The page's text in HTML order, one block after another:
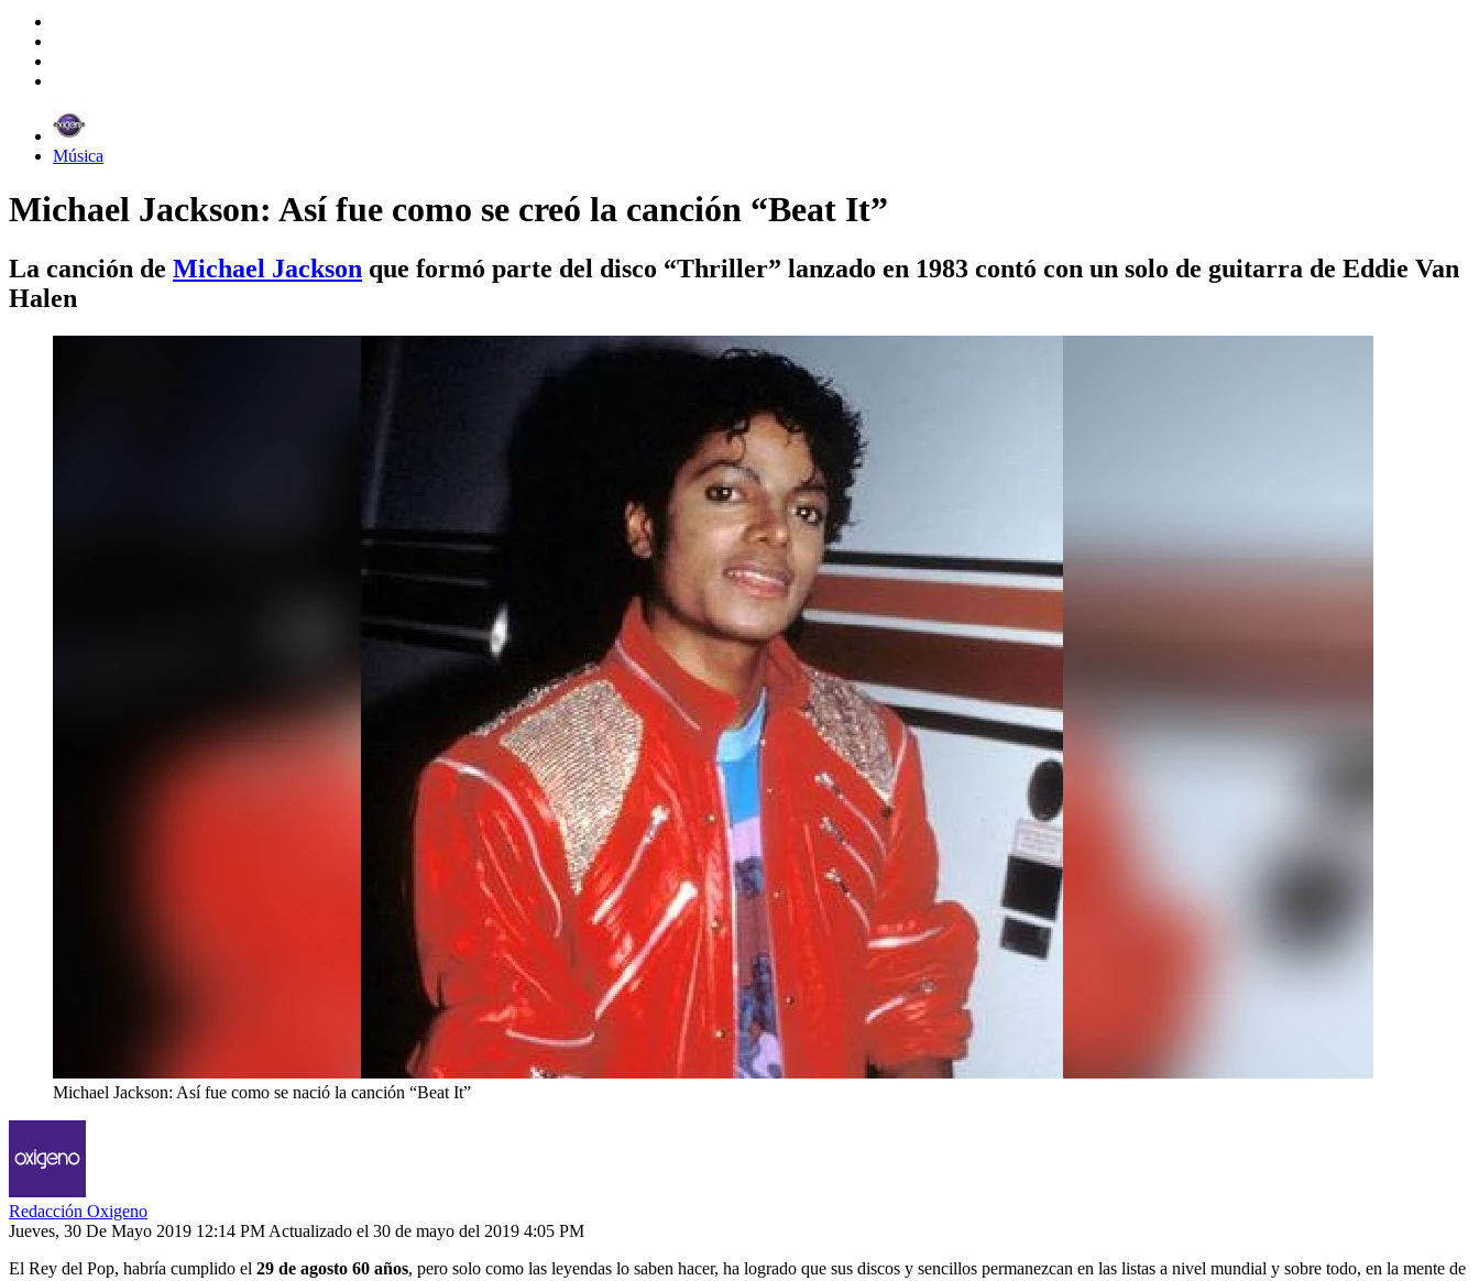
Música
Michael Jackson: Así fue como se creó la canción “Beat It”
La canción de Michael Jackson que formó parte del disco “Thriller” lanzado en 1983 contó con un solo de guitarra de Eddie Van
Halen
Michael Jackson: Así fue como se nació la canción “Beat It”
Redacción Oxigeno
Jueves, 30 De Mayo 2019 12:14 PM Actualizado el 30 de mayo del 2019 4:05 PM
El Rey del Pop, habría cumplido el 29 de agosto 60 años, pero solo como las leyendas lo saben hacer, ha logrado que sus discos y sencillos permanezcan en las listas a nivel mundial y sobre todo, en la mente de